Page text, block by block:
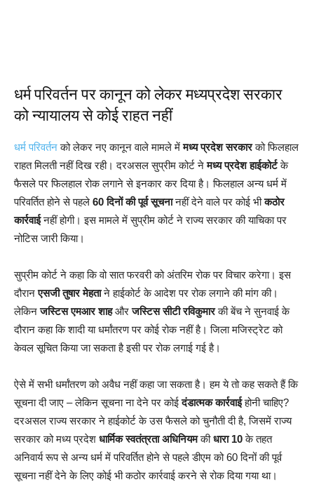
धर्म परिवर्तन पर कानून को लेकर मध्यप्रदेश सरकार
को न्यायालय से कोई राहत नहीं
धर्म परिवर्तनको लेकर नए कानून वाले मामले मेंमध्य प्रदेश सरकारको फिलहाल
राहत मिलती नहीं दिख रही। दरअसल सुप्रीम कोर्ट नेमध्य प्रदेश हाईकोर्टके
फैसले पर फिलहाल रोक लगाने से इनकार कर दिया है। फिलहाल अन्य धर्म में
परिवर्तित होने से पहले 60 दिनों की पूर्व सूचनानहीं देने वाले पर कोई भीकठोर
कार्रवाईनहीं होगी। इस मामले में सुप्रीम कोर्ट ने राज्य सरकार की याचिका पर
नोटिस जारी किया।
सुप्रीम कोर्ट ने कहा कि वो सात फरवरी को अंतरिम रोक पर विचार करेगा। इस
दौरानएसजी तुषार मेहताने हाईकोर्ट के आदेश पर रोक लगाने की मांग की।
लेकिनजस्टिस एमआर शाहऔरजस्टिस सीटी रविकुमारकी बेंच ने सुनवाई के
दौरान कहा कि शादी या धर्मांतरण पर कोई रोक नहीं है। जिला मजिस्ट्रेट को
केवल सूचित किया जा सकता है इसी पर रोक लगाई गई है।
ऐसे में सभी धर्मांतरण को अवैध नहीं कहा जा सकता है। हम ये तो कह सकते हैं कि
सूचना दी जाए – लेकिन सूचना ना देने पर कोईदंडात्मक कार्रवाईहोनी चाहिए?
दरअसल राज्य सरकार ने हाईकोर्ट के उस फैसले को चुनौती दी है, जिसमें राज्य
सरकार को मध्य प्रदेश धार्मिक स्वतंत्रता अधिनियमकीधारा 10के तहत
अनिवार्य रूप से अन्य धर्म में परिवर्तित होने से पहले डीएम को 60 दिनों की पूर्व
सूचना नहीं देने के लिए कोई भी कठोर कार्रवाई करने से रोक दिया गया था।